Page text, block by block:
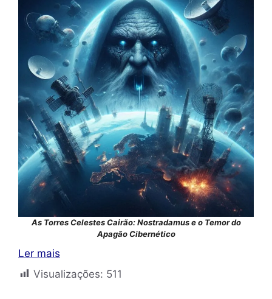
As Torres Celestes Cairão: Nostradamus e o Temor do
Apagão Cibernético
Ler mais
Visualizações: 511